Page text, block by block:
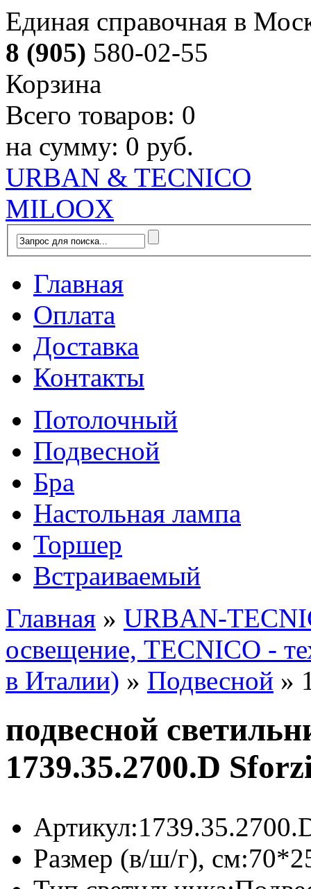
Единая справочная в
8 (905) 580-02-55
Корзина
Всего товаров: 0
на сумму: 0 руб.
URBAN & TECNICO
MILOOX
Главная
Оплата
Доставка
Контакты
Потолочный
Подвесной
Бра
Настольная лампа
Торшер
Встраиваемый
Главная » URBAN-
освещение, TECNICO -
в Италии) » Подвесной »
подвесной
1739.35.2700.D
Артикул:
Размер (в/ш/г), см: